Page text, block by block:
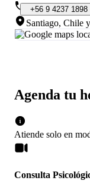
Agenda tu
Atiende solo en
Consulta
+56 9 4237 1898
Santiago, Chile